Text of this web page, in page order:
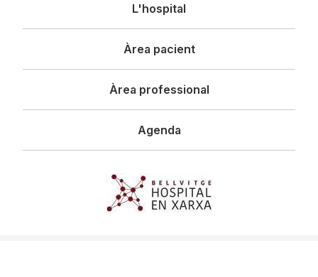
principal
L'hospital
Àrea pacient
Àrea professional
Agenda